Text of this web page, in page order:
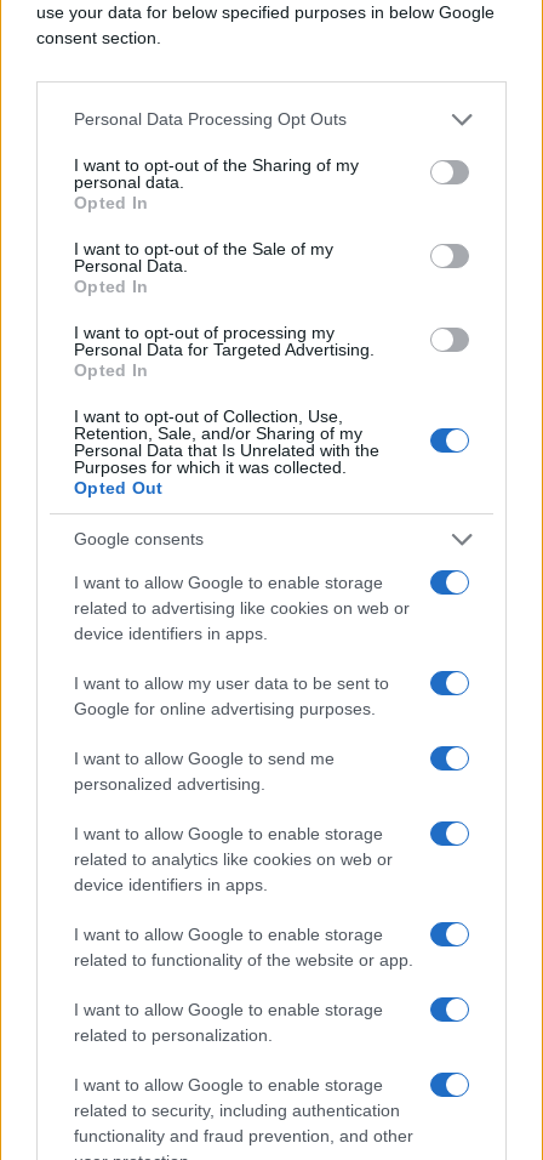
use your data for below specified purposes in below Google
consent section.
Personal Data Processing Opt Outs
I want to opt-out of the Sharing of my
personal data.
Opted In
I want to opt-out of the Sale of my
Personal Data.
Opted In
I want to opt-out of processing my
Personal Data for Targeted Advertising.
Opted In
I want to opt-out of Collection, Use,
Retention, Sale, and/or Sharing of my
Personal Data that Is Unrelated with the
Purposes for which it was collected.
Opted Out
Google consents
I want to allow Google to enable storage
related to advertising like cookies on web or
device identifiers in apps.
I want to allow my user data to be sent to
Google for online advertising purposes.
I want to allow Google to send me
personalized advertising.
I want to allow Google to enable storage
related to analytics like cookies on web or
device identifiers in apps.
I want to allow Google to enable storage
related to functionality of the website or app.
I want to allow Google to enable storage
related to personalization.
I want to allow Google to enable storage
related to security, including authentication
functionality and fraud prevention, and other
#zanimljivosti #indonezija
#video
#Wibawa